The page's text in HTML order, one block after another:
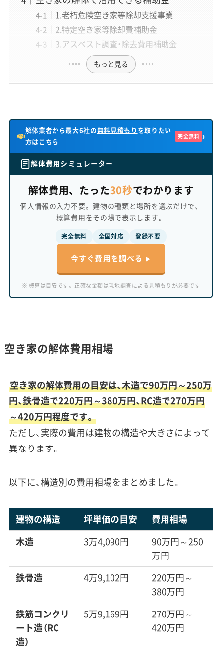
体」を立ち上げ、全記事の編集に責任を持つ。
» 運営者情報とサイトの制作理念はこちら
「スッキリ解体」専属ライター
情報をお届けします。」
数多くのお客様や業者様へのインタビューを通じて、お客
様が抱えるリアルな悩みに精通。実際の解体工事現場での
取材を重ね、特に「お金」や「近隣トラブル」といった、誰も
が不安に思うテーマについて、心に寄り添う記事を執筆。
ている。
1.老朽危険空き家等除却支援事業
2.特定空き家等除却費補助金
3.アスベスト調査・除去費用補助金
もっと見る
解体業者から最大6社の無料見積もり を取りたい
方はこちら
完全無料 ›
解体費用シミュレーター
解体費用、たった 30秒でわかります
個人情報の入力不要。建物の種類と場所を選ぶだけで、
概算費用をその場で表示します。
完全無料 全国対応 登録不要
今すぐ費用を調べる
※ 概算は目安です。正確な金額は現地調査による見積もりが必要です
空き家の解体費用相場
空き家の解体費用の目安は、木造で90万円～250万
円、鉄骨造で220万円～380万円、RC造で270万円
～420万円程度です。
ただし、実際の費用は建物の構造や大きさによって
異なります。
以下に、構造別の費用相場をまとめました。
建物の構造 坪単価の目安
費用相場
木造
3万4,090円
90万円～250
万円
鉄骨造
4万9,102円
220万円～
380万円
鉄筋コンクリ
ート造（RC
造）
5万9,169円
270万円～
420万円